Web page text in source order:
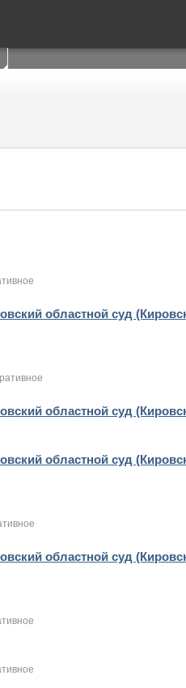
областной суд
областной суд
областной суд
областной суд